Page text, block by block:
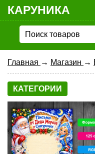
КАРУНИКА
Главная → Магазин →
КАТЕГОРИИ